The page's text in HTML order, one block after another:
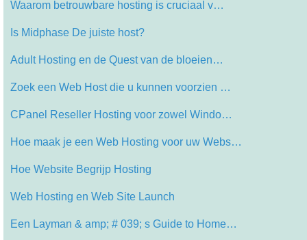
Waarom betrouwbare hosting is cruciaal v…
Is Midphase De juiste host?
Adult Hosting en de Quest van de bloeien…
Zoek een Web Host die u kunnen voorzien …
CPanel Reseller Hosting voor zowel Windo…
Hoe maak je een Web Hosting voor uw Webs…
Hoe Website Begrijp Hosting
Web Hosting en Web Site Launch
Een Layman & amp; # 039; s Guide to Home…